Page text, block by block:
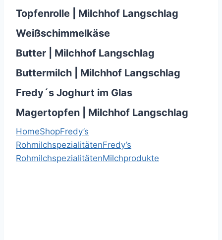
Topfenrolle | Milchhof Langschlag
Weißschimmelkäse
Butter | Milchhof Langschlag
Buttermilch | Milchhof Langschlag
Fredy´s Joghurt im Glas
Magertopfen | Milchhof Langschlag
HomeShopFredy’s
RohmilchspezialitätenFredy’s
RohmilchspezialitätenMilchprodukte